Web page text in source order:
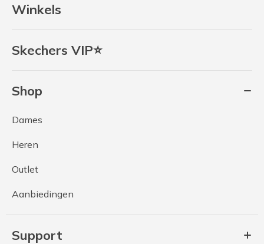
Winkels
Skechers VIP⭐
Shop
Dames
Heren
Outlet
Aanbiedingen
Support